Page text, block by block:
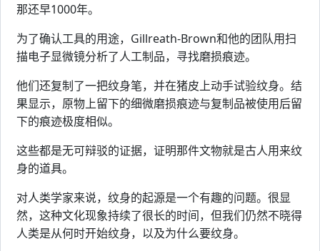
那还早1000年。
为了确认工具的用途，Gillreath-Brown和他的团队用扫
描电子显微镜分析了人工制品，寻找磨损痕迹。
他们还复制了一把纹身笔，并在猪皮上动手试验纹身。结
果显示，原物上留下的细微磨损痕迹与复制品被使用后留
下的痕迹极度相似。
这些都是无可辩驳的证据，证明那件文物就是古人用来纹
身的道具。
对人类学家来说，纹身的起源是一个有趣的问题。很显
然，这种文化现象持续了很长的时间，但我们仍然不晓得
人类是从何时开始纹身，以及为什么要纹身。